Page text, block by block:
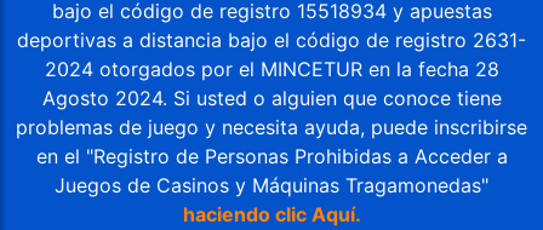
bajo el código de registro 15518934 y apuestas
deportivas a distancia bajo el código de registro 2631-
2024 otorgados por el MINCETUR en la fecha 28
Agosto 2024. Si usted o alguien que conoce tiene
problemas de juego y necesita ayuda, puede inscribirse
en el "Registro de Personas Prohibidas a Acceder a
Juegos de Casinos y Máquinas Tragamonedas"
haciendo clic Aquí.